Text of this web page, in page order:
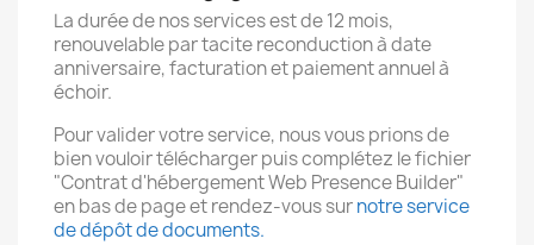
La durée de nos services est de 12 mois,
renouvelable par tacite reconduction à date
anniversaire, facturation et paiement annuel à
échoir.
Pour valider votre service, nous vous prions de
bien vouloir télécharger puis complétez le fichier
"Contrat d'hébergement Web Presence Builder"
en bas de page et rendez-vous surnotre service
de dépôt de documents.